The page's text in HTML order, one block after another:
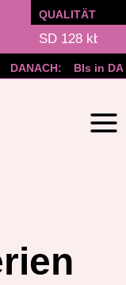
QUALITÄT
DANACH: BIs in DA